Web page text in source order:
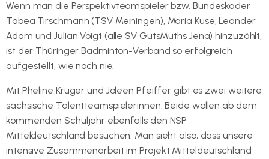
Wenn man die Perspektivteamspieler bzw. Bundeskader
Tabea Tirschmann (TSV Meiningen), Maria Kuse, Leander
Adam und Julian Voigt (alle SV GutsMuths Jena) hinzuzählt,
ist der Thüringer Badminton-Verband so erfolgreich
aufgestellt, wie noch nie.
Mit Pheline Krüger und Joleen Pfeiffer gibt es zwei weitere
sächsische Talentteamspielerinnen. Beide wollen ab dem
kommenden Schuljahr ebenfalls den NSP
Mitteldeutschland besuchen. Man sieht also, dass unsere
intensive Zusammenarbeit im Projekt Mitteldeutschland